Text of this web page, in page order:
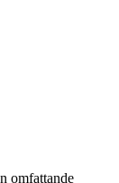
omfattande